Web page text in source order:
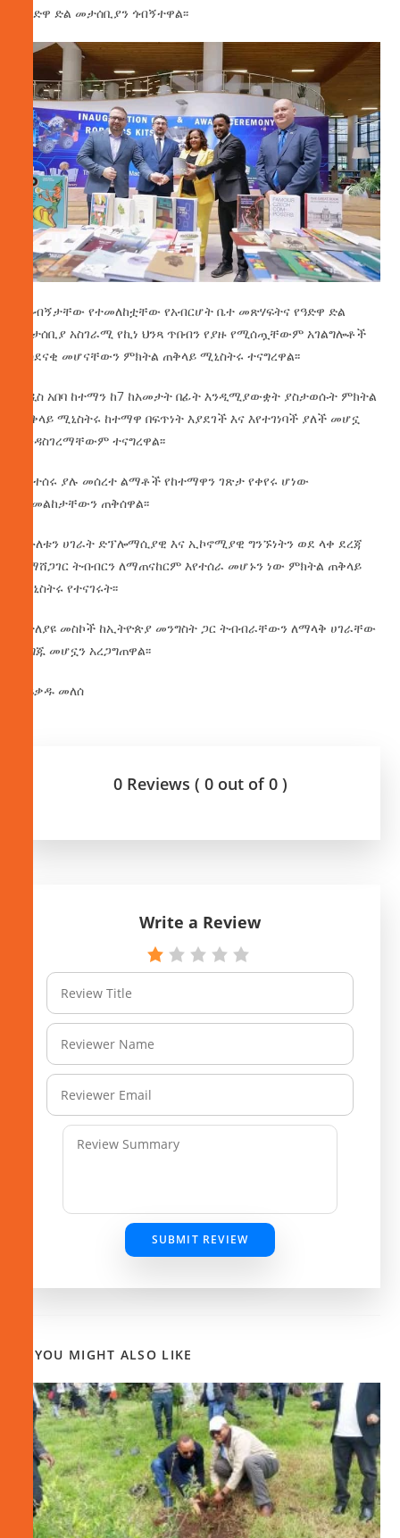
የዓድዋ ድል መታሰቢያን ጎብኝተዋል፡፡
በጉብኝታቸው የተመለከቷቸው የአብርሆት ቤተ መጽሃፍትና የዓድዋ ድል
መታሰቢያ አስገራሚ የኪነ ህንጻ ጥበብን የያዙ የሚሰጧቸውም አገልግሎቶች
አስደናቂ መሆናቸውን ምክትል ጠቅላይ ሚኒስትሩ ተናግረዋል፡፡
አዲስ አበባ ከተማን ከ7 ከአመታት በፊት እንዲሚያውቋት ያስታወሱት ምክትል
ጠቅላይ ሚኒስትሩ ከተማዋ በፍጥነት እያደገች እና እየተገነባች ያለች መሆኗ
እንዳስገረማቸውም ተናግረዋል፡፡
እየተሰሩ ያሉ መሰረተ ልማቶች የከተማዋን ገጽታ የቀየሩ ሆነው
መመልከታቸውን ጠቅሰዋል፡፡
የሁለቱን ሀገራት ድፕሎማሲያዊ እና ኢኮኖሚያዊ ግንኙነትን ወደ ላቀ ደረጃ
ለማሸጋገር ትብብርን ለማጠናከርም እየተሰራ መሆኑን ነው ምክትል ጠቅላይ
ሚኒስትሩ የተናገሩት፡፡
በተለያዩ መስኮች ከኢትዮጵያ መንግስት ጋር ትብብራቸውን ለማላቅ ሀገራቸው
ዝግጁ መሆኗን አረጋግጠዋል፡፡
በፍቃዱ መለሰ
0 Reviews ( 0 out of 0 )
Write a Review
SUBMIT REVIEW
YOU MIGHT ALSO LIKE